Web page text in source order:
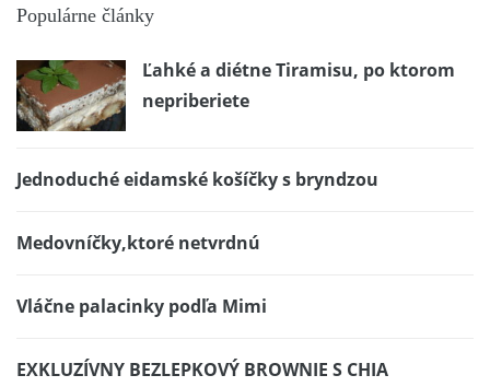
Populárne články
Ľahké a diétne Tiramisu, po ktorom
nepriberiete
Jednoduché eidamské košíčky s bryndzou
Medovníčky,ktoré netvrdnú
Vláčne palacinky podľa Mimi
EXKLUZÍVNY BEZLEPKOVÝ BROWNIE S CHIA